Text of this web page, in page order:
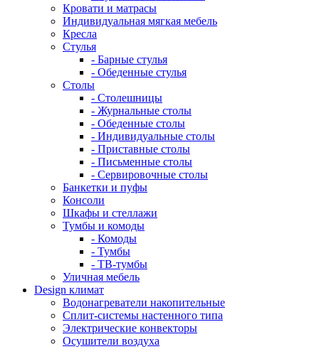
Кровати и матрасы
Индивидуальная мягкая мебель
Кресла
Стулья
- Барные стулья
- Обеденные стулья
Столы
- Столешницы
- Журнальные столы
- Обеденные столы
- Индивидуальные столы
- Приставные столы
- Письменные столы
- Сервировочные столы
Банкетки и пуфы
Консоли
Шкафы и стеллажи
Тумбы и комоды
- Комоды
- Тумбы
- ТВ-тумбы
Уличная мебель
Design климат
Водонагреватели накопительные
Сплит-системы настенного типа
Электрические конвекторы
Осушители воздуха